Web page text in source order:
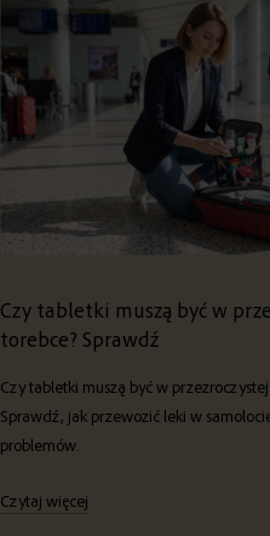
Czy tabletki muszą być w
torebce? Sprawdź
Czy tabletki muszą być w
Sprawdź, jak przewozić leki w
problemów.
Czytaj więcej